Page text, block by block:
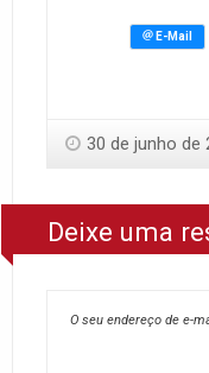
30 de junho de
Deixe uma
O seu endereço de e-